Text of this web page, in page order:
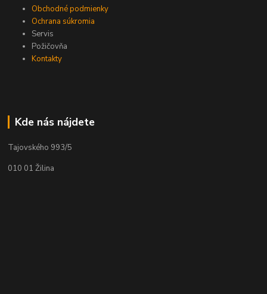
Obchodné podmienky
Ochrana súkromia
Servis
Požičovňa
Kontakty
Kde nás nájdete
Tajovského 993/5
010 01 Žilina